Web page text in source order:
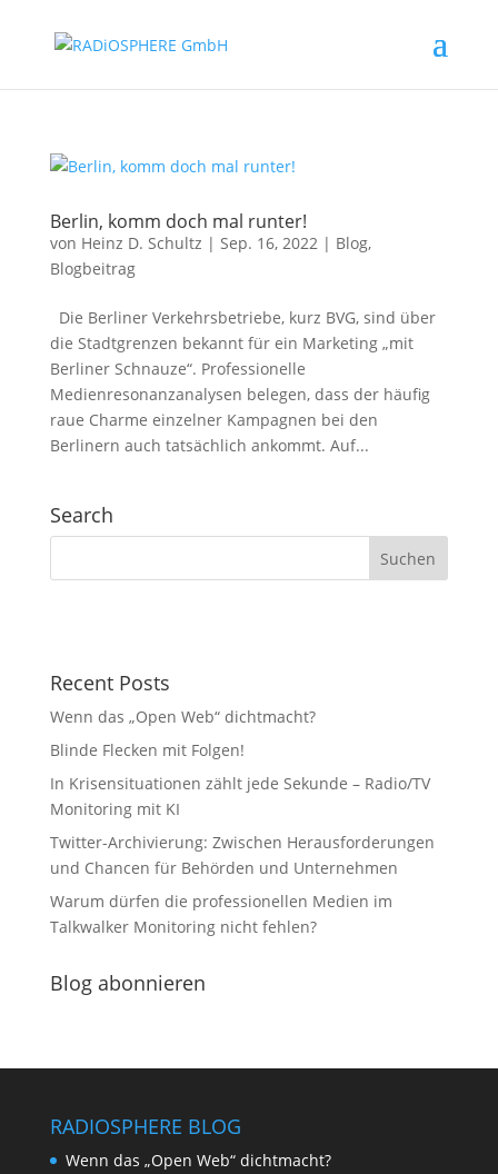
Berlin, komm doch mal runter!
von Heinz D. Schultz | Sep. 16, 2022| Blog,
Blogbeitrag
Die Berliner Verkehrsbetriebe, kurz BVG, sind über
die Stadtgrenzen bekannt für ein Marketing „mit
Berliner Schnauze“. Professionelle
Medienresonanzanalysen belegen, dass der häufig
raue Charme einzelner Kampagnen bei den
Berlinern auch tatsächlich ankommt. Auf...
Search
Recent Posts
Wenn das „Open Web“ dichtmacht?
Blinde Flecken mit Folgen!
In Krisensituationen zählt jede Sekunde – Radio/TV
Monitoring mit KI
Twitter-Archivierung: Zwischen Herausforderungen
und Chancen für Behörden und Unternehmen
Warum dürfen die professionellen Medien im
Talkwalker Monitoring nicht fehlen?
Blog abonnieren
RADIOSPHERE BLOG
Wenn das „Open Web“ dichtmacht?